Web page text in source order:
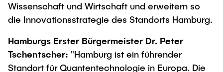
Wissenschaft und Wirtschaft und erweitern so
die Innovationsstrategie des Standorts Hamburg.
Hamburgs Erster Bürgermeister Dr. Peter
Tschentscher: "Hamburg ist ein führender
Standort für Quantentechnologie in Europa. Die